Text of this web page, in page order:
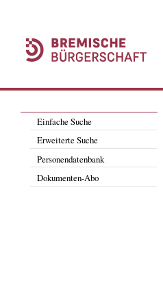
Einfache Suche
Erweiterte Suche
Personendatenbank
Dokumenten-Abo